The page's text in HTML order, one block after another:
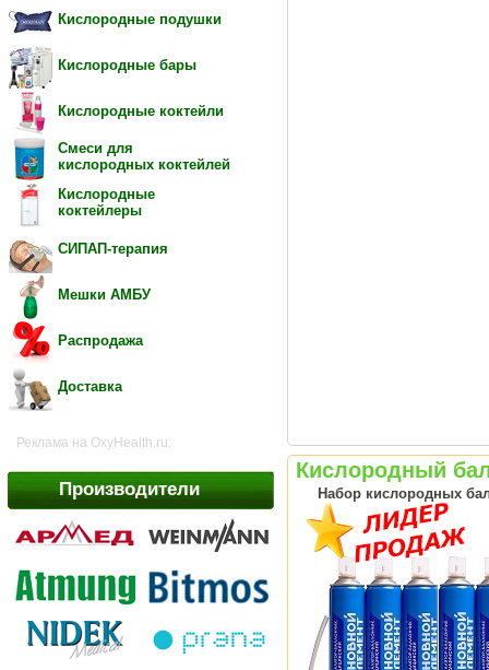
Кислородные подушки
Кислородные бары
Кислородные коктейли
Смеси для
кислородных коктейлей
Кислородные
коктейлеры
СИПАП-терапия
Мешки АМБУ
Распродажа
Доставка
Реклама на OxyHealth.ru:
Производители
Кислородный
Набор кислородных